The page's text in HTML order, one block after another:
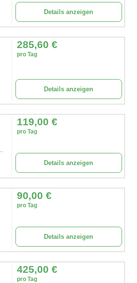
Details anzeigen
285,60 €
pro Tag
Details anzeigen
119,00 €
pro Tag
Details anzeigen
90,00 €
pro Tag
Details anzeigen
425,00 €
pro Tag